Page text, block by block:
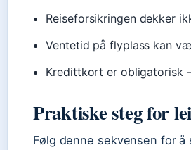
Reiseforsikringen dekker
Ventetid på flyplass kan
Kredittkort er obligatorisk
Praktiske steg for
Følg denne sekvensen for